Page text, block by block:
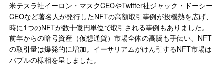
米テスラ社イーロン・マスクCEOやTwitter社ジャック・ドーシー
CEOなど著名人が発行したNFTの高額取引事例が投機熱を広げ、
時に1つのNFTが数十億円単位で取引される事例もありました。
前年からの暗号資産（仮想通貨）市場全体の高騰も手伝い、NFT
の取引量は爆発的に増加。イーサリアムがけん引するNFT市場は
バブルの様相を呈しました。